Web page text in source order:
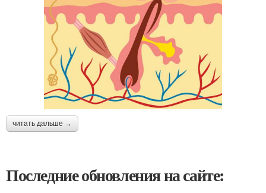
читать дальше →
Последние обновления на сайте: